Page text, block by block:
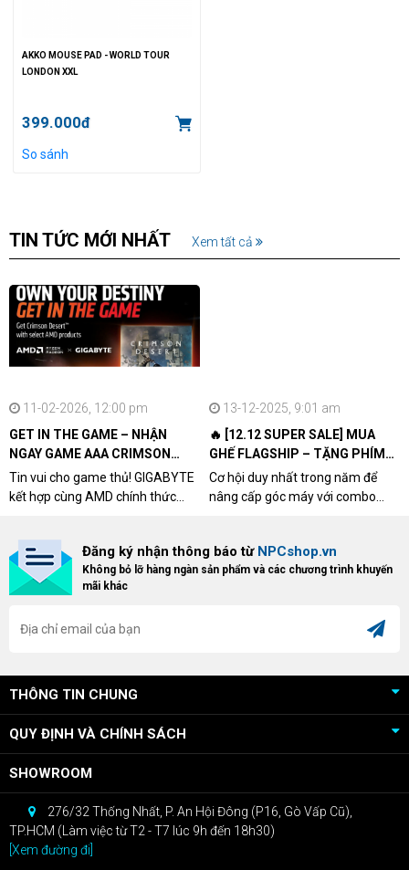
AKKO MOUSE PAD - WORLD TOUR
LONDON XXL
399.000đ
So sánh
TIN TỨC MỚI NHẤT Xem tất cả
11-02-2026, 12:00 pm
GET IN THE GAME – NHẬN
NGAY GAME AAA CRIMSON
DESERT CÙNG GIGABYTE &
AMD
Tin vui cho game thủ! GIGABYTE
kết hợp cùng AMD chính thức
khách hàng sở hữu VGA Radeon
RX 9070 / RX 9070 XT.
13-12-2025, 9:01 am
🔥 [12.12 SUPER SALE] MUA
GHẾ FLAGSHIP – TẶNG PHÍM
CƠ XỊN
Cơ hội duy nhất trong năm để
nâng cấp góc máy với combo
dòng ghế Gaming cao cấp nhất,
bạn sẽ nhận ngay quà tặng trị giá
Đăng ký nhận thông báo từ NPCshop.vn
Không bỏ lỡ hàng ngàn sản phẩm và các chương trình khuyến
mãi khác
THÔNG TIN CHUNG
QUY ĐỊNH VÀ CHÍNH SÁCH
SHOWROOM
276/32 Thống Nhất, P. An Hội Đông (P16, Gò Vấp Cũ),
TP.HCM (Làm việc từ T2 - T7 lúc 9h đến 18h30)
[Xem đường đi]